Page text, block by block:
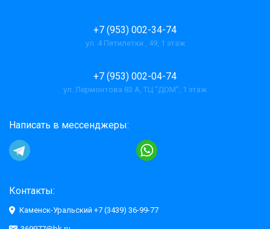
+7 (953) 002-34-74
ул. 4 Пятилетки , 49, 1 этаж
+7 (953) 002-04-74
ул. Лермонтова 83 А, ТЦ "ДОМ", 1 этаж
Написать в мессенджеры:
Контакты:
Каменск-Уральский +7 (3439) 36-99-77